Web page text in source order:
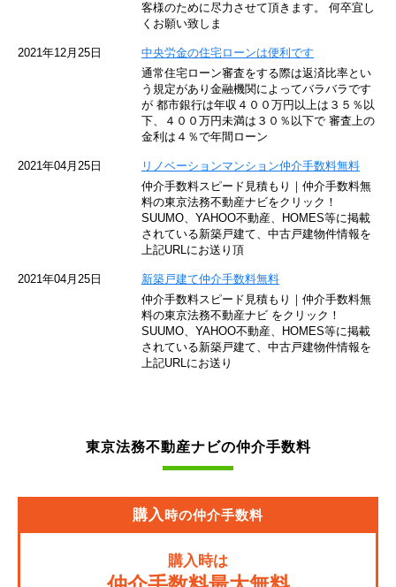
京王京王線
東京臨海高速鉄道
東急世田谷線
JR南武線
客様のために尽力させて頂きます。 何卒宜し
くお願い致しま
2021年12月25日
中央労金の住宅ローンは便利です
通常住宅ローン審査をする際は返済比率とい
う規定があり金融機関によってバラバラです
が 都市銀行は年収４００万円以上は３５％以
下、４００万円未満は３０％以下で 審査上の
金利は４％で年間ローン
2021年04月25日
リノベーションマンション仲介手数料無料
仲介手数料スピード見積もり｜仲介手数料無
料の東京法務不動産ナビをクリック！
SUUMO、YAHOO不動産、HOMES等に掲載
されている新築戸建て、中古戸建物件情報を
上記URLにお送り頂
2021年04月25日
新築戸建て仲介手数料無料
仲介手数料スピード見積もり｜仲介手数料無
料の東京法務不動産ナビ をクリック！
SUUMO、YAHOO不動産、HOMES等に掲載
されている新築戸建て、中古戸建物件情報を
上記URLにお送り
東京法務不動産ナビの仲介手数料
購入時の仲介手数料
購入時は